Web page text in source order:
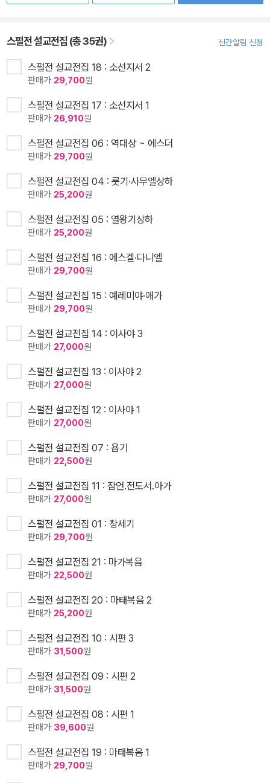
스펄전 설교전집 (총 35권) 신간알림 신청
스펄전 설교전집 18 : 소선지서 2
판매가 29,700원
스펄전 설교전집 17 : 소선지서 1
판매가 26,910원
스펄전 설교전집 06 : 역대상 ~ 에스더
판매가 29,700원
스펄전 설교전집 04 : 룻기·사무엘상하
판매가 25,200원
스펄전 설교전집 05 : 열왕기상하
판매가 25,200원
스펄전 설교전집 16 : 에스겔·다니엘
판매가 29,700원
스펄전 설교전집 15 : 예레미야·애가
판매가 29,700원
스펄전 설교전집 14 : 이사야 3
판매가 27,000원
스펄전 설교전집 13 : 이사야 2
판매가 27,000원
스펄전 설교전집 12 : 이사야 1
판매가 27,000원
스펄전 설교전집 07 : 욥기
판매가 22,500원
스펄전 설교전집 11 : 잠언.전도서.아가
판매가 27,000원
스펄전 설교전집 01 : 창세기
판매가 29,700원
스펄전 설교전집 21 : 마가복음
판매가 22,500원
스펄전 설교전집 20 : 마태복음 2
판매가 25,200원
스펄전 설교전집 10 : 시편 3
판매가 31,500원
스펄전 설교전집 09 : 시편 2
판매가 31,500원
스펄전 설교전집 08 : 시편 1
판매가 39,600원
스펄전 설교전집 19 : 마태복음 1
판매가 29,700원